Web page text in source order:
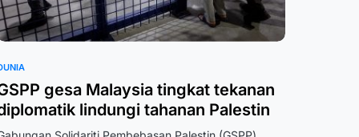
gesa Malaysia tingkat tekanan
lindungi tahanan Palestin